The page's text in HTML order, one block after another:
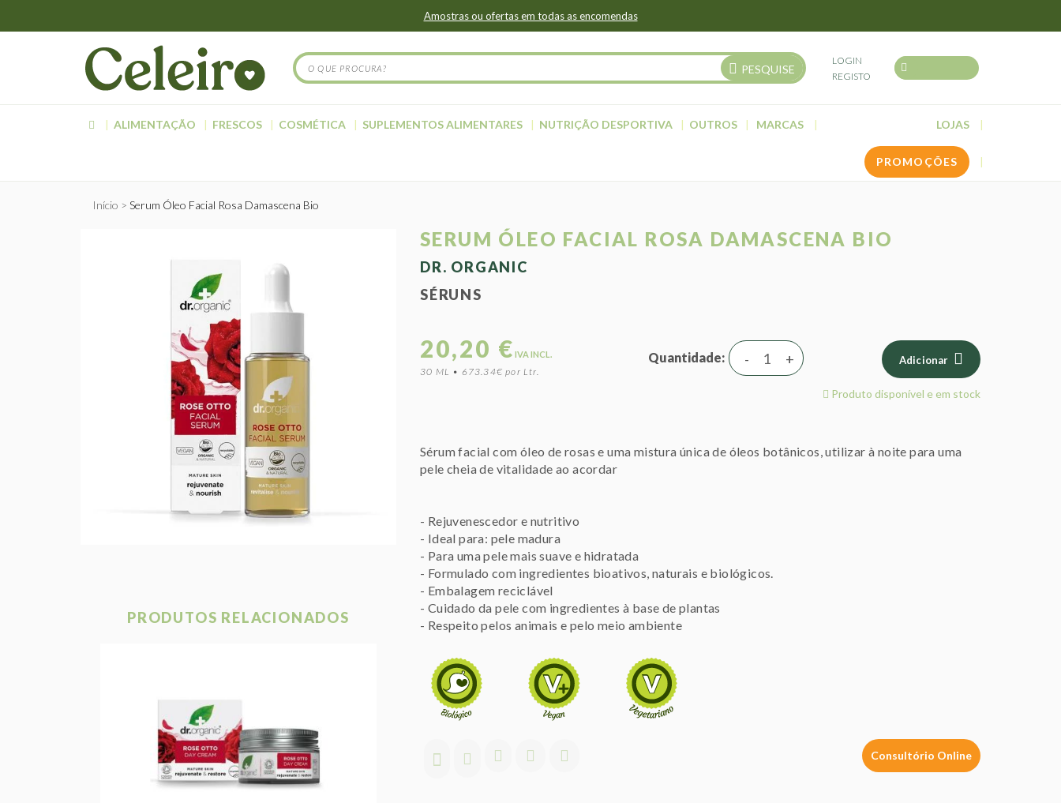
Amostras ou ofertas em todas as encomendas
PESQUISE
LOGIN
REGISTO
ALIMENTAÇÃO FRESCOS COSMÉTICA SUPLEMENTOS ALIMENTARES NUTRIÇÃO DESPORTIVA OUTROS MARCAS LOJAS
PROMOÇÕES
Início Serum Óleo Facial Rosa Damascena Bio
SERUM ÓLEO FACIAL ROSA DAMASCENA BIO
DR. ORGANIC
SÉRUNS
20,20 € IVA INCL.
30 ML • 673.34€ por Ltr.
Quantidade +
- Adicionar
Produto disponível e em stock
Sérum facial com óleo de rosas e uma mistura única de óleos botânicos, utilizar à noite para uma
pele cheia de vitalidade ao acordar
- Rejuvenescedor e nutritivo
- Ideal para: pele madura
- Para uma pele mais suave e hidratada
- Formulado com ingredientes bioativos, naturais e biológicos.
- Embalagem reciclável
- Cuidado da pele com ingredientes à base de plantas
- Respeito pelos animais e pelo meio ambiente
Consultório Online
PRODUTOS RELACIONADOS